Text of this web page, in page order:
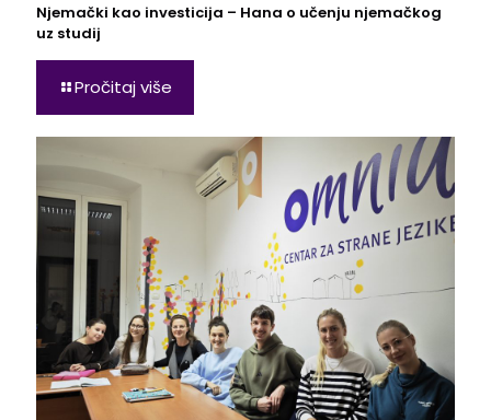
Njemački kao investicija – Hana o učenju njemačkog
uz studij
Pročitaj više